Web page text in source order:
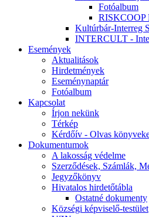
Fotóalbum
RISKCOOP
Kultúrbár-Interreg
INTERCULT -
Események
Aktualitások
Hirdetmények
Eseménynaptár
Fotóalbum
Kapcsolat
Írjon nekünk
Térkép
Kérdőív - Olvas
Dokumentumok
A lakosság védelme
Szerződések, Számlák,
Jegyzőkönyv
Hivatalos hirdetőtábla
Ostatné dokumenty
Községi képviselő-testület